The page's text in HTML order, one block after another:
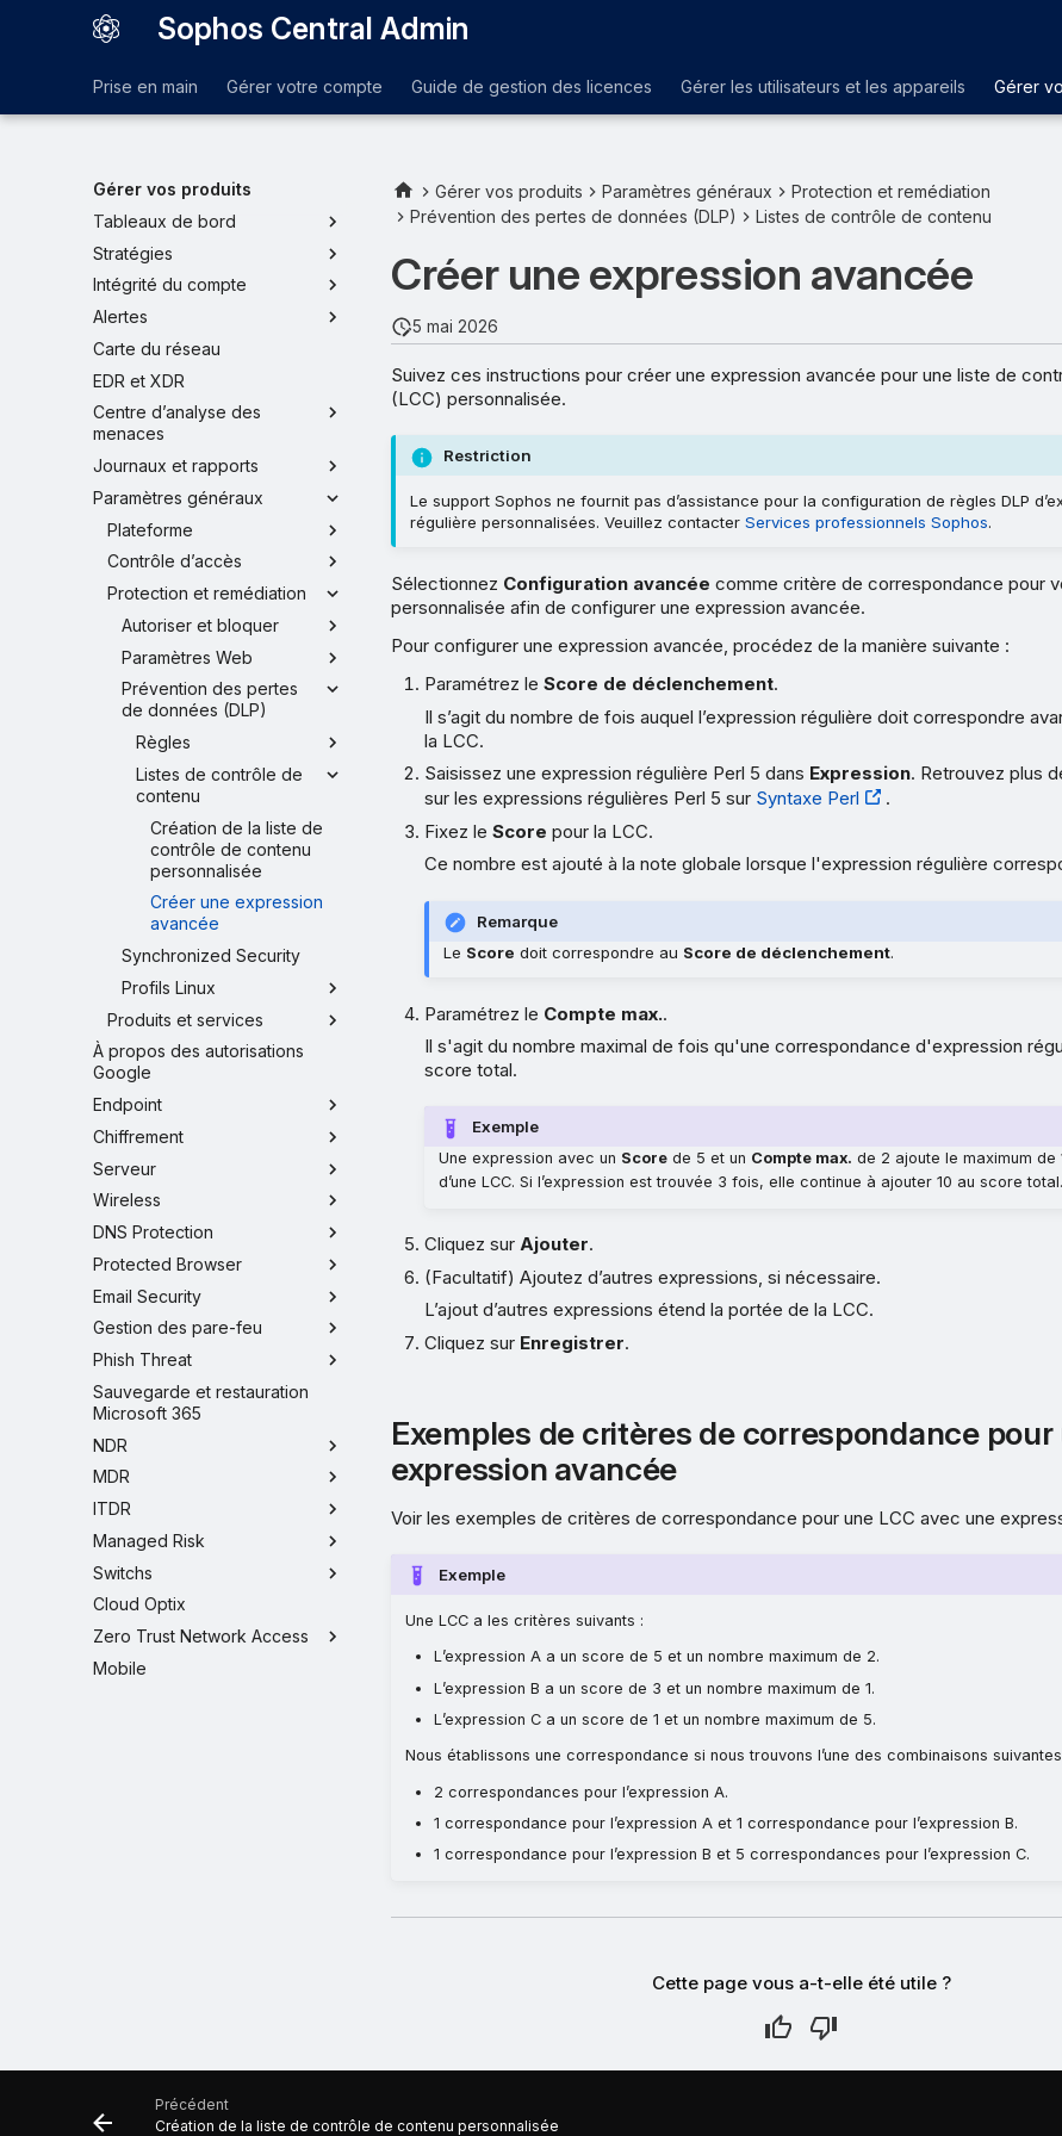
Sophos Central Admin
Prise en main Gérer votre compte Guide de gestion des licences Gérer les utilisateurs et les appareils Gérer
Gérer vos produits
Tableaux de bord
Stratégies
Intégrité du compte
Alertes
Carte du réseau
EDR et XDR
Centre d’analyse des
menaces
Journaux et rapports
Paramètres généraux
Plateforme
Contrôle d’accès
Protection et remédiation
Autoriser et bloquer
Paramètres Web
Prévention des pertes
de données (DLP)
Règles
Listes de contrôle de
contenu
Création de la liste de
contrôle de contenu
personnalisée
Créer une expression
avancée
Synchronized Security
Profils Linux
Produits et services
À propos des autorisations
Google
Endpoint
Chiffrement
Serveur
Wireless
DNS Protection
Protected Browser
Email Security
Gestion des pare-feu
Phish Threat
Sauvegarde et restauration
Microsoft 365
NDR
MDR
ITDR
Managed Risk
Switchs
Cloud Optix
Zero Trust Network Access
Mobile
Gérer vos produits Paramètres généraux
Protection et remédiation
Prévention des pertes de données (DLP)
Listes de contrôle de contenu
Créer une expression avancée
5 mai 2026
Suivez ces instructions pour créer une expression avancée pour une liste de
(LCC) personnalisée.
Restriction
Le support Sophos ne fournit pas d’assistance pour la configuration de règles DLP
régulière personnalisées. Veuillez contacter Services professionnels Sophos.
Sélectionnez Configuration avancée comme critère de correspondance pour
personnalisée afin de configurer une expression avancée.
Pour configurer une expression avancée, procédez de la manière suivante :
Paramétrez leScore de déclenchement.
Il s’agit du nombre de fois auquel l’expression régulière doit correspondre
la LCC.
Saisissez une expression régulière Perl 5 dans Expression. Retrouvez plus
sur les expressions régulières Perl 5 sur Syntaxe Perl
.
Fixez leScore pour la LCC.
Ce nombre est ajouté à la note globale lorsque l'expression régulière
Remarque
Le Score doit correspondre au Score de déclenchement.
Paramétrez le Compte max..
Il s'agit du nombre maximal de fois qu'une correspondance d'expression
score total.
Exemple
Une expression avec un Score de 5 et un Compte max. de 2 ajoute le maximum de
d’une LCC. Si l’expression est trouvée 3 fois, elle continue à ajouter 10 au score total.
Cliquez surAjouter.
(Facultatif) Ajoutez d’autres expressions, si nécessaire.
L’ajout d’autres expressions étend la portée de la LCC.
Cliquez sur Enregistrer.
Exemples de critères de correspondance pour
expression avancée
Voir les exemples de critères de correspondance pour une LCC avec une
Exemple
Une LCC a les critères suivants :
L’expression A a un score de 5 et un nombre maximum de 2.
L’expression B a un score de 3 et un nombre maximum de 1.
L’expression C a un score de 1 et un nombre maximum de 5.
Nous établissons une correspondance si nous trouvons l’une des combinaisons
2 correspondances pour l’expression A.
1 correspondance pour l’expression A et 1 correspondance pour l’expression B.
1 correspondance pour l’expression B et 5 correspondances pour l’expression C.
Cette page vous a-t-elle été utile ?
Précédent
Création de la liste de contrôle de contenu personnalisée